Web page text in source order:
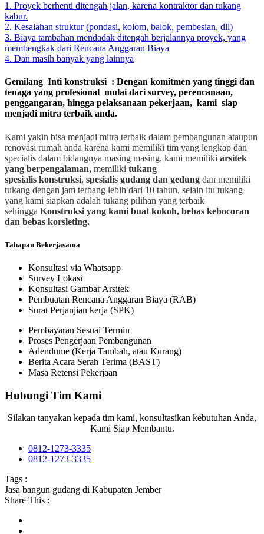
1. Proyek berhenti ditengah jalan, karena kontraktor dan tukang
kabur.
2. Kesalahan struktur (pondasi, kolom, balok, pembesian, dll)
3. Biaya tambahan mendadak ditengah berjalannya proyek, yang
membengkak dari Rencana Anggaran Biaya
4. Dan masih banyak yang lainnya
Gemilang Inti konstruksi : Dengan komitmen yang tinggi dan
tenaga yang profesional mulai dari survey, perencanaan,
penggangaran, hingga pelaksanaan pekerjaan, kami siap
menjadi mitra terbaik anda.
Kami yakin bisa menjadi mitra terbaik dalam pembangunan ataupun
renovasi rumah anda karena kami memiliki tim yang lengkap dan
specialis dalam bidangnya masing masing, kami memiliki arsitek
yang berpengalaman, memiliki tukang
spesialis konstruksi, spesialis gudang dan gedung dan memiliki
tukang dengan jam terbang lebih dari 10 tahun, selain itu tukang
yang kami siapkan adalah tukang pilihan yang terbaik
sehingga Konstruksi yang kami buat kokoh, bebas kebocoran
dan bebas korsleting.
Tahapan Bekerjasama
Konsultasi via Whatsapp
Survey Lokasi
Konsultasi Gambar Arsitek
Pembuatan Rencana Anggaran Biaya (RAB)
Surat Perjanjian kerja (SPK)
Pembayaran Sesuai Termin
Proses Pengerjaan Pembangunan
Adendume (Kerja Tambah, atau Kurang)
Berita Acara Serah Terima (BAST)
Masa Retensi Pekerjaan
Hubungi Tim Kami
Silakan tanyakan kepada tim kami, konsultasikan kebutuhan Anda,
Kami Siap Membantu.
0812-1273-3335
0812-1273-3335
Tags :
Jasa bangun gudang di Kabupaten Jember
Share This :